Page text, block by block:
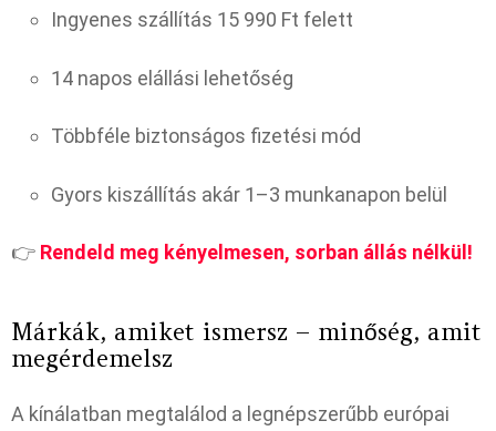
Ingyenes szállítás 15 990 Ft felett
14 napos elállási lehetőség
Többféle biztonságos fizetési mód
Gyors kiszállítás akár 1–3 munkanapon belül
👉 Rendeld meg kényelmesen, sorban állás nélkül!
Márkák, amiket ismersz – minőség, amit
megérdemelsz
A kínálatban megtalálod a legnépszerűbb európai